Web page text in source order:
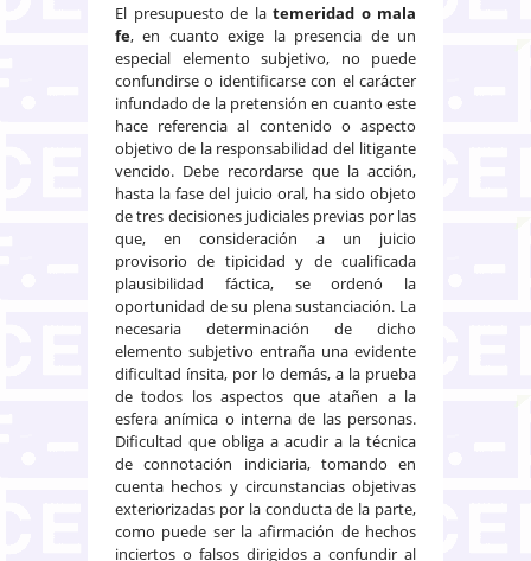
El presupuesto de la temeridad o mala
fe, en cuanto exige la presencia de un
especial elemento subjetivo, no puede
confundirse o identificarse con el carácter
infundado de la pretensión en cuanto este
hace referencia al contenido o aspecto
objetivo de la responsabilidad del litigante
vencido. Debe recordarse que la acción,
hasta la fase del juicio oral, ha sido objeto
de tres decisiones judiciales previas por las
que, en consideración a un juicio
provisorio de tipicidad y de cualificada
plausibilidad fáctica, se ordenó la
oportunidad de su plena sustanciación. La
necesaria determinación de dicho
elemento subjetivo entraña una evidente
dificultad ínsita, por lo demás, a la prueba
de todos los aspectos que atañen a la
esfera anímica o interna de las personas.
Dificultad que obliga a acudir a la técnica
de connotación indiciaria, tomando en
cuenta hechos y circunstancias objetivas
exteriorizadas por la conducta de la parte,
como puede ser la afirmación de hechos
inciertos o falsos dirigidos a confundir al